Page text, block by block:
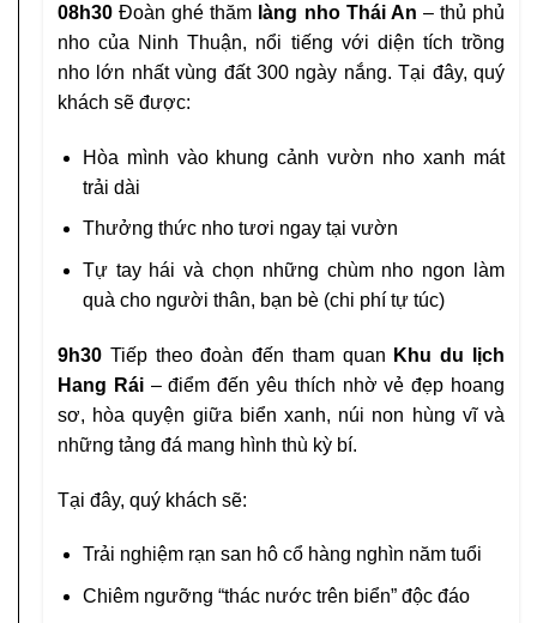
08h30Đoàn ghé thăm làng nho Thái An – thủ phủ
nho của Ninh Thuận, nổi tiếng với diện tích trồng
nho lớn nhất vùng đất 300 ngày nắng. Tại đây, quý
khách sẽ được:
Hòa mình vào khung cảnh vườn nho xanh mát
trải dài
Thưởng thức nho tươi ngay tại vườn
Tự tay hái và chọn những chùm nho ngon làm
quà cho người thân, bạn bè (chi phí tự túc)
9h30 Tiếp theo đoàn đến tham quan Khu du lịch
Hang Rái – điểm đến yêu thích nhờ vẻ đẹp hoang
sơ, hòa quyện giữa biển xanh, núi non hùng vĩ và
những tảng đá mang hình thù kỳ bí.
Tại đây, quý khách sẽ:
Trải nghiệm rạn san hô cổ hàng nghìn năm tuổi
Chiêm ngưỡng “thác nước trên biển” độc đáo